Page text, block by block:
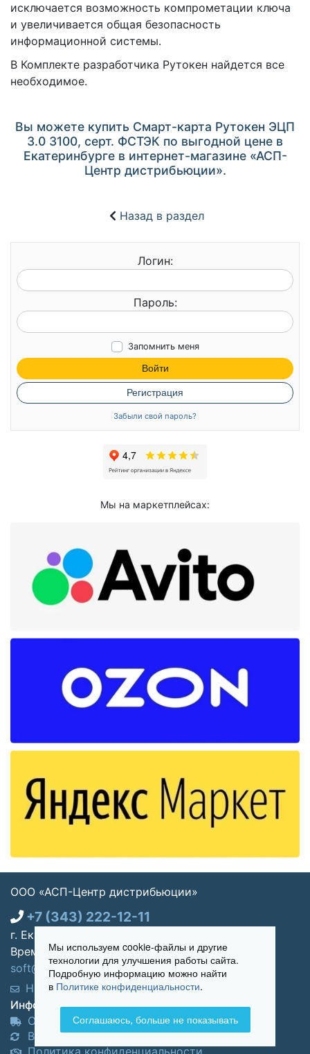
исключается возможность компрометации ключа
и увеличивается общая безопасность
информационной системы.
В Комплекте разработчика Рутокен найдется все
необходимое.
Вы можете купить Смарт-карта Рутокен ЭЦП
3.0 3100, серт. ФСТЭК по выгодной цене в
Екатеринбурге в интернет-магазине «АСП-
Центр дистрибьюции».
Назад в раздел
Логин:
Пароль:
Запомнить меня
Войти
Регистрация
Забыли свой пароль?
Мы на маркетплейсах:
ООО «АСП-Центр дистрибьюции»
+7 (343) 222-12-11
г. Екатеринбург, ул. Щорса 7, офис 270
Время работы: Пн-пт 09:00 - 18:00
soft@asp-partners.ru
Написать нам
Обратный звонок
Информация для покупателей:
Оплата и доставка
Возврат и обмен товара
Мы используем cookie-файлы и другие
технологии для улучшения работы сайта.
Подробную информацию можно найти
в Политике конфиденциальности.
Соглашаюсь, больше не показывать